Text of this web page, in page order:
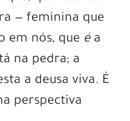
— feminina que
em nós, que éa
na pedra; a
a deusa viva. É
perspectiva